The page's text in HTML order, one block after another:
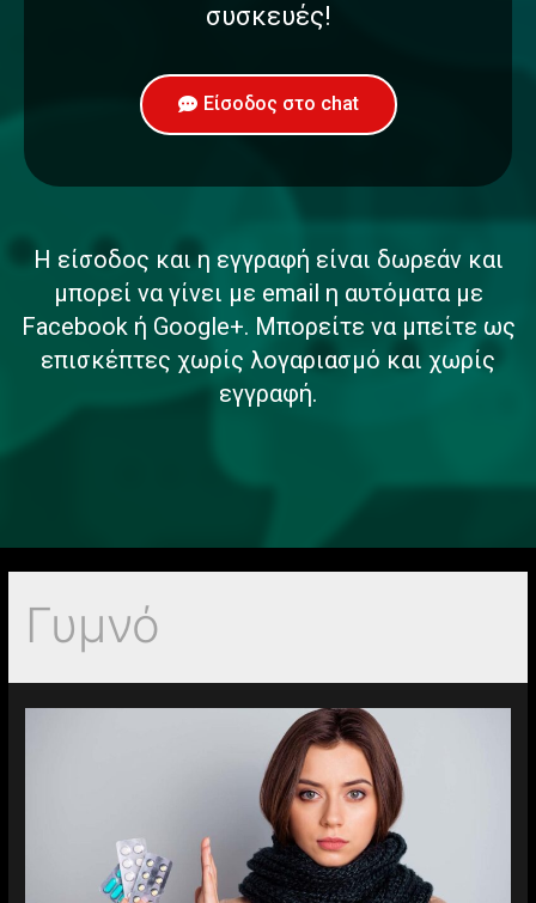
την πρόσβαση από κινητό και άλλες
Είσοδος στο chat
Η είσοδος και η εγγραφή είναι δωρεάν και
μπορεί να γίνει με email η αυτόματα με
Facebook ή Google+. Μπορείτε να μπείτε ως
επισκέπτες χωρίς λογαριασμό και χωρίς
Γυμνό